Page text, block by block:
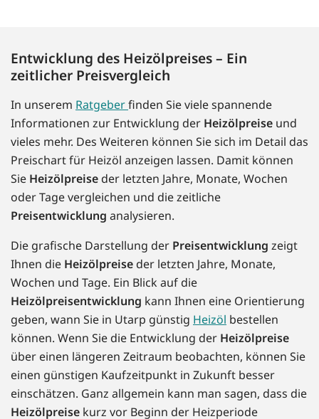
Entwicklung des Heizölpreises – Ein
zeitlicher Preisvergleich
In unserem Ratgeberfinden Sie viele spannende
Informationen zur Entwicklung der Heizölpreise und
vieles mehr. Des Weiteren können Sie sich im Detail das
Preischart für Heizöl anzeigen lassen. Damit können
Sie Heizölpreise der letzten Jahre, Monate, Wochen
oder Tage vergleichen und die zeitliche
Preisentwicklung analysieren.
Die grafische Darstellung der Preisentwicklung zeigt
Ihnen die Heizölpreise der letzten Jahre, Monate,
Wochen und Tage. Ein Blick auf die
Heizölpreisentwicklung kann Ihnen eine Orientierung
geben, wann Sie in Utarp günstig Heizöl bestellen
können. Wenn Sie die Entwicklung der Heizölpreise
über einen längeren Zeitraum beobachten, können Sie
einen günstigen Kaufzeitpunkt in Zukunft besser
einschätzen. Ganz allgemein kann man sagen, dass die
Heizölpreise kurz vor Beginn der Heizperiode